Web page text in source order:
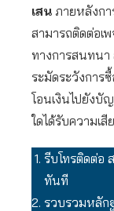
เสน ภายหลังกา
สามารถติดต่อเ
ทางการสนทนา
ระมัดระวังการ
โอนเงินไปยังบั
ใดได้รับความเ
รีบโทรติดต่อ
ทันที
รวบรวมหลัก